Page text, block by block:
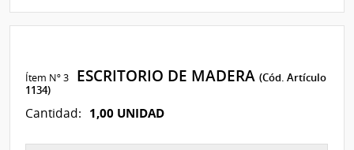
Ítem Nº 3 ESCRITORIO DE MADERA(Cód. Artículo
1134)
Cantidad: 1,00 UNIDAD